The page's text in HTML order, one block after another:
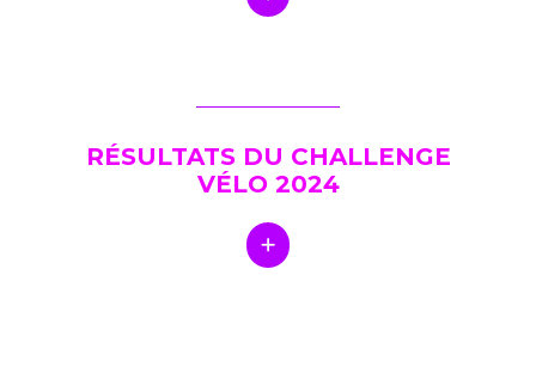
RÉSULTATS DU CHALLENGE
VÉLO 2024